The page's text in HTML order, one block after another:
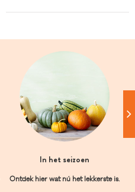
In het seizoen
Ontdek hier wat nú het lekkerste is.